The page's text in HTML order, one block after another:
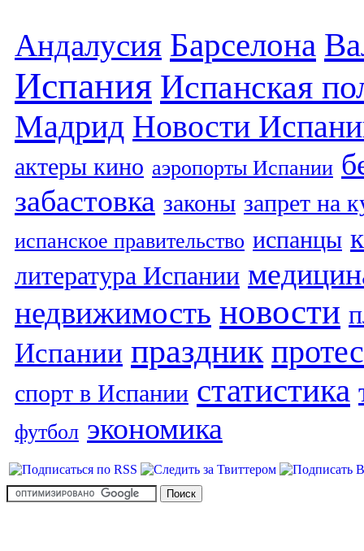
Андалусия Барселона
Испания Испанская
Мадрид Новости
актеры кино аэропорты Испании
забастовка законы запрет на
испанское правительство испанцы
литература Испании
недвижимость новости
Испании праздник
спорт в Испании статистика
футбол экономика